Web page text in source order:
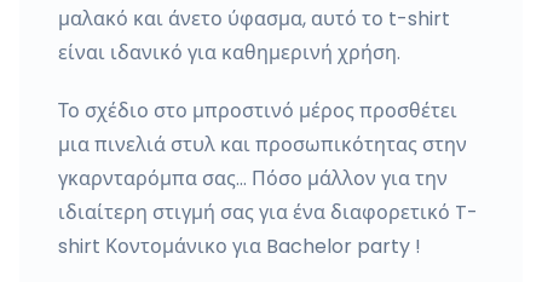
μαλακό και άνετο ύφασμα, αυτό το t-shirt
είναι ιδανικό για καθημερινή χρήση.
Το σχέδιο στο μπροστινό μέρος προσθέτει
μια πινελιά στυλ και προσωπικότητας στην
γκαρνταρόμπα σας... Πόσο μάλλον για την
ιδιαίτερη στιγμή σας για ένα διαφορετικό T-
shirt Κοντομάνικο για Bachelor party !